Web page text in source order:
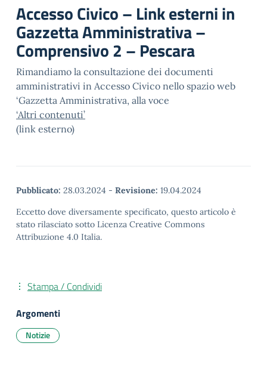
Accesso Civico – Link esterni in
Gazzetta Amministrativa –
Comprensivo 2 – Pescara
Rimandiamo la consultazione dei documenti
amministrativi in Accesso Civico nello spazio web
‘Gazzetta Amministrativa, alla voce
‘Altri contenuti’
(link esterno)
Pubblicato: 28.03.2024 - Revisione: 19.04.2024
Eccetto dove diversamente specificato, questo articolo è
stato rilasciato sotto Licenza Creative Commons
Attribuzione 4.0 Italia.
Stampa / Condividi
Argomenti
Notizie